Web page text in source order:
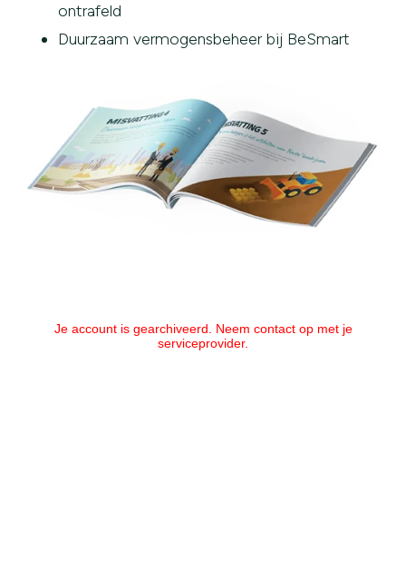
ontrafeld
Duurzaam vermogensbeheer bij BeSmart